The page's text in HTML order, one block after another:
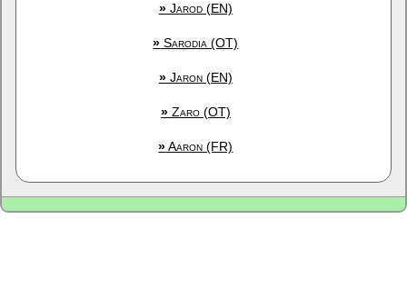
»Jarod (EN)
» Sarodia (OT)
»Jaron (EN)
»Zaro (OT)
»Aaron (FR)